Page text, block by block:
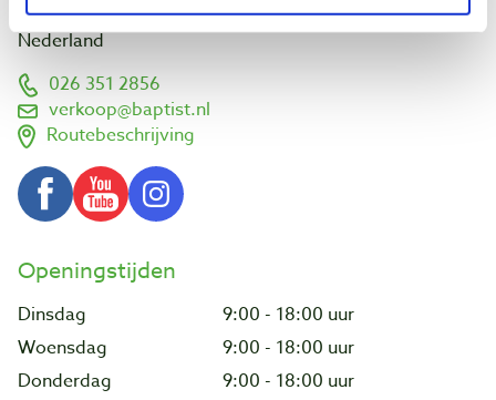
6826 TN Arnhem
Nederland
026 351 2856
verkoop@baptist.nl
Routebeschrijving
Openingstijden
Dinsdag
9:00 - 18:00 uur
Woensdag
9:00 - 18:00 uur
Donderdag
9:00 - 18:00 uur